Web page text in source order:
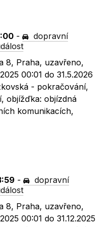
-
dopravní
8, Praha, uzavřeno,
00:01 do 31.5.2026
- pokračování,
objížďka: objízdná
komunikacích,
-
dopravní
8, Praha, uzavřeno,
00:01 do 31.12.2025